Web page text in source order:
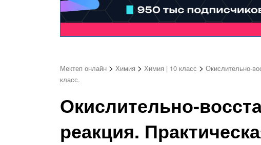
Мектеп онлайн > Химия > Химия | 10 класс > Окислительно-
класс.
Окислительно-
реакция.